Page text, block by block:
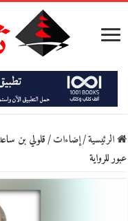
الرئيسية/إضاءات/قلولي بن
عبور للرواية